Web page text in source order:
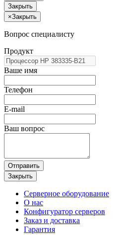
Закрыть
×Закрыть
Вопрос специалисту
Продукт
Ваше имя
Телефон
E-mail
Ваш вопрос
Отправить
Закрыть
Серверное оборудование
О нас
Конфигуратор серверов
Заказ и доставка
Гарантия